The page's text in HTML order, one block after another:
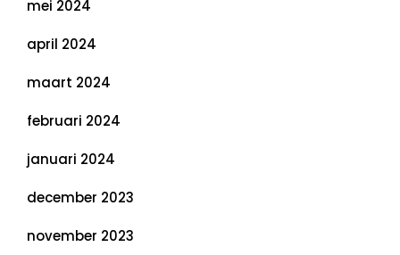
mei 2024
april 2024
maart 2024
februari 2024
januari 2024
december 2023
november 2023